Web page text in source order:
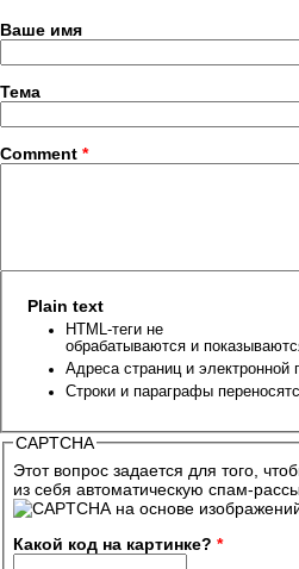
Ваше имя
Тема
Comment *
Plain text
HTML-теги не
обрабатываются и
Адреса страниц и электронной
Строки и параграфы
CAPTCHA
Этот вопрос задается для того,
из себя автоматическую спам-
Какой код на картинке? *